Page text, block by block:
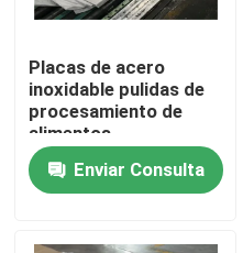
Placas de acero
inoxidable pulidas de
procesamiento de
alimentos
Enviar Consulta